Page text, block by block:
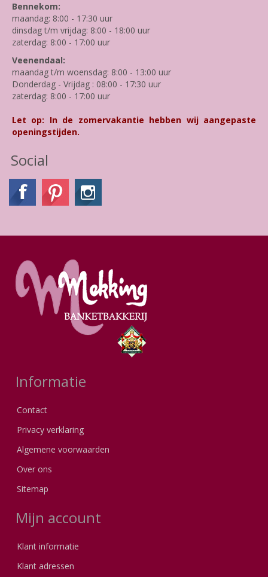
Bennekom:
maandag: 8:00 - 17:30 uur
dinsdag t/m vrijdag: 8:00 - 18:00 uur
zaterdag: 8:00 - 17:00 uur
Veenendaal:
maandag t/m woensdag: 8:00 - 13:00 uur
Donderdag - Vrijdag : 08:00 - 17:30 uur
zaterdag: 8:00 - 17:00 uur
Let op: In de zomervakantie hebben wij aangepaste
openingstijden.
Social
Informatie
Contact
Privacy verklaring
Algemene voorwaarden
Over ons
Sitemap
Mijn account
Klant informatie
Klant adressen